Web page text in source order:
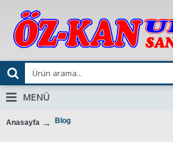
MENÜ
Anasayfa Blog